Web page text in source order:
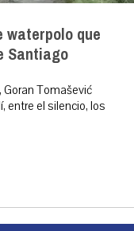
waterpolo que
Santiago
Tomašević
entre el silencio, los